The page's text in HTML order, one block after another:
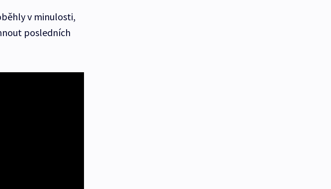
v minulosti,
posledních